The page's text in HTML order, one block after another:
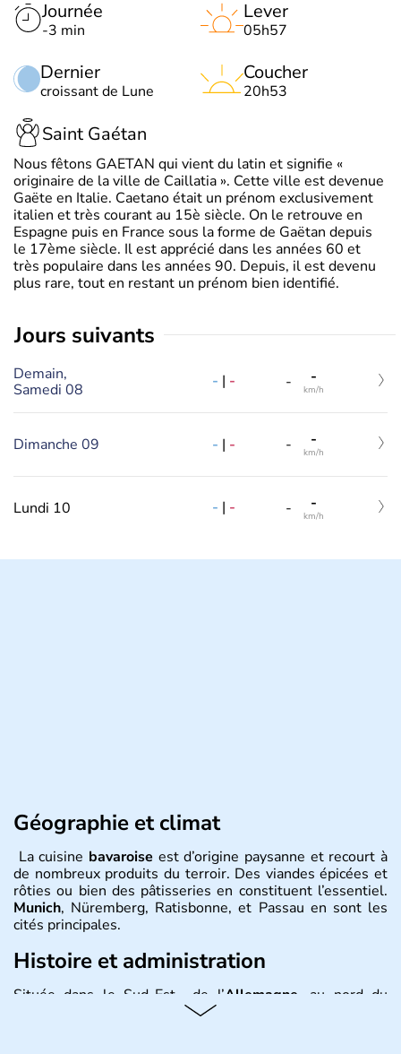
Journée
-3 min
Dernier
croissant de Lune
Lever
05h57
Coucher
20h53
Saint Gaétan
Nous fêtons GAETAN qui vient du latin et signifie «
originaire de la ville de Caillatia ». Cette ville est devenue
Gaëte en Italie. Caetano était un prénom exclusivement
italien et très courant au 15è siècle. On le retrouve en
Espagne puis en France sous la forme de Gaëtan depuis
le 17ème siècle. Il est apprécié dans les années 60 et
très populaire dans les années 90. Depuis, il est devenu
plus rare, tout en restant un prénom bien identifié.
jours suivants
Demain,
Samedi 08
- | - - -
km/h
Dimanche 09 - | - - -
km/h
Lundi 10 - | - - -
km/h
Géographie et climat
La cuisine bavaroise est d’origine paysanne et recourt à
de nombreux produits du terroir. Des viandes épicées et
rôties ou bien des pâtisseries en constituent l’essentiel.
Munich, Nüremberg, Ratisbonne, et Passau en sont les
cités principales.
Histoire et administration
Située dans le Sud-Est de l’Allemagne , au nord du
fait partie des seize